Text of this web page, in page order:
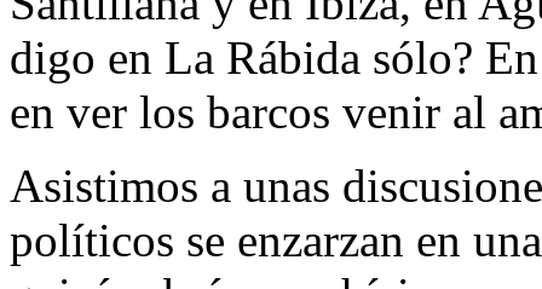
digo en La Rábida sólo?
en ver los barcos venir al
Asistimos a unas
políticos se enzarzan en